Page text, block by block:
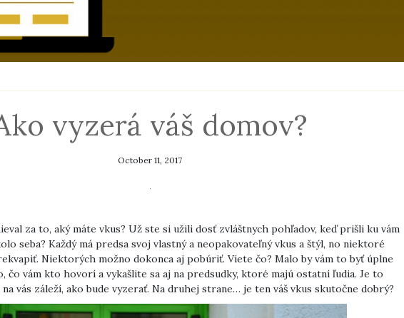
vyzerá váš domov?
October 11, 2017
za to, aký máte vkus? Už ste si užili dosť zvláštnych pohľadov, keď prišli ku vám
seba? Každý má predsa svoj vlastný a neopakovateľný vkus a štýl, no niektoré
Niektorých možno dokonca aj pobúriť. Viete čo? Malo by vám to byť úplne
čo vám kto hovorí a vykašlite sa aj na predsudky, ktoré majú ostatní ľudia. Je to
vás záleží, ako bude vyzerať. Na druhej strane… je ten váš vkus skutočne dobrý?